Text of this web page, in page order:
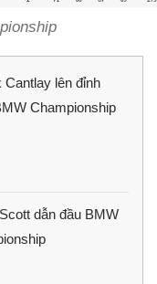
Cantlay lên đỉnh
Championship
dẫn đầu BMW